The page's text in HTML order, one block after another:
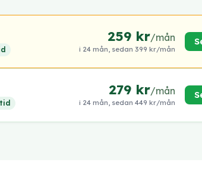
259 kr/mån
i 24 mån, sedan 399 kr/mån
279 kr/mån
i 24 mån, sedan 449 kr/mån